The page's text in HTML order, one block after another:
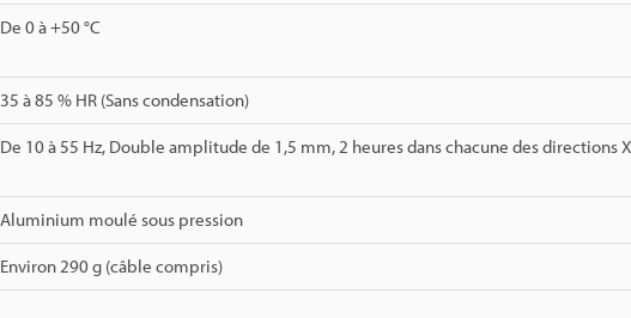
De 0 à +50 °C
35 à 85 % HR (Sans condensation)
De 10 à 55 Hz, Double amplitude de 1,5 mm, 2 heures dans chacune des directions
Aluminium moulé sous pression
Environ 290 g (câble compris)